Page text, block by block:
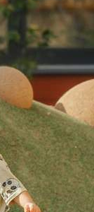
Прямая продажа
площадью 3.1
Где находится